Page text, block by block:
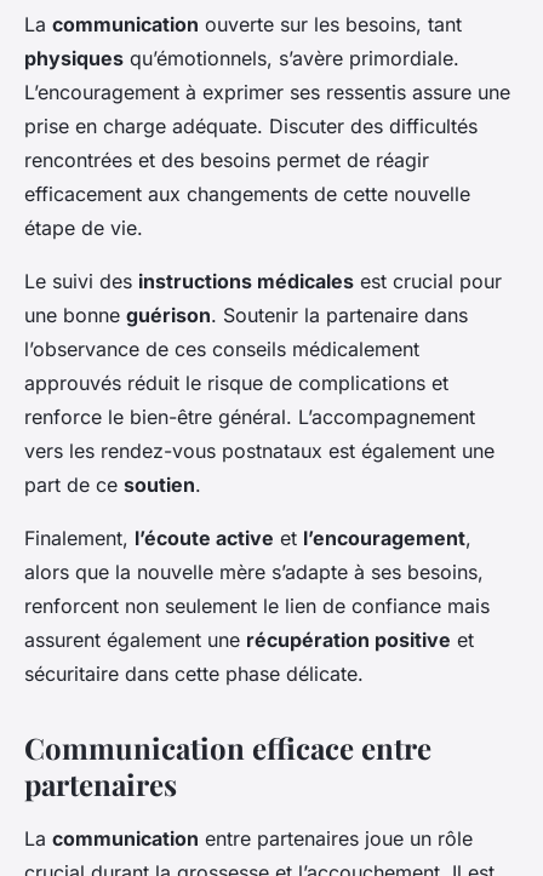
La communication ouverte sur les besoins, tant
physiques qu’émotionnels, s’avère primordiale.
L’encouragement à exprimer ses ressentis assure une
prise en charge adéquate. Discuter des difficultés
rencontrées et des besoins permet de réagir
efficacement aux changements de cette nouvelle
étape de vie.
Le suivi des instructions médicales est crucial pour
une bonne guérison. Soutenir la partenaire dans
l’observance de ces conseils médicalement
approuvés réduit le risque de complications et
renforce le bien-être général. L’accompagnement
vers les rendez-vous postnataux est également une
part de ce soutien.
Finalement, l’écoute active et l’encouragement,
alors que la nouvelle mère s’adapte à ses besoins,
renforcent non seulement le lien de confiance mais
assurent également une récupération positive et
sécuritaire dans cette phase délicate.
Communication efficace entre
partenaires
La communication entre partenaires joue un rôle